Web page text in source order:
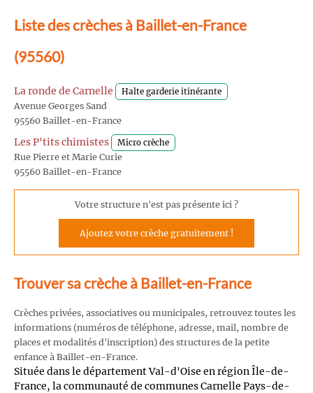
Liste des crèches à Baillet-en-France
(95560)
La ronde de Carnelle Halte garderie itinérante
Avenue Georges Sand
95560 Baillet-en-France
Les P'tits chimistes Micro crèche
Rue Pierre et Marie Curie
95560 Baillet-en-France
Votre structure n'est pas présente ici ?
Ajoutez votre crèche gratuitement !
Trouver sa crèche à Baillet-en-France
Crèches privées, associatives ou municipales, retrouvez toutes les
informations (numéros de téléphone, adresse, mail, nombre de
places et modalités d'inscription) des structures de la petite
enfance à Baillet-en-France.
Située dans le département Val-d'Oise en région Île-de-
France, la communauté de communes Carnelle Pays-de-